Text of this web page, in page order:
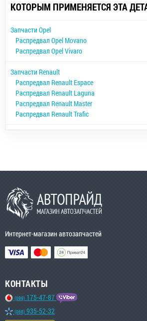
КОТОРЫМ ПРИМЕНЯЕТСЯ ЭТА
Запчасти Opel
Распредвал Opel Movano
Распредвал Opel Vivaro
Запчасти Renault
Распредвал Renault Espace
Распредвал Renault Laguna
Распредвал Renault Master
Распредвал Renault Trafic
Интернет-магазин автозапчастей
КОНТАКТЫ
(099) 175-47-87
(068) 935-52-32